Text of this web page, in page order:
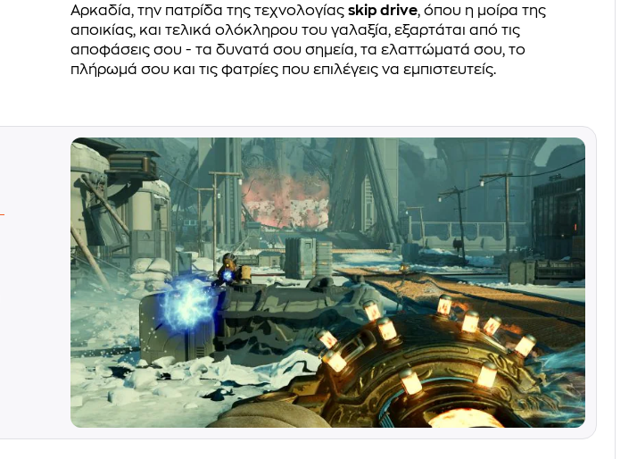
Αρκαδία, την πατρίδα της τεχνολογίαςskip drive, όπου η μοίρα της
αποικίας, και τελικά ολόκληρου του γαλαξία, εξαρτάται από τις
αποφάσεις σου - τα δυνατά σου σημεία, τα ελαττώματά σου, το
πλήρωμά σου και τις φατρίες που επιλέγεις να εμπιστευτείς.